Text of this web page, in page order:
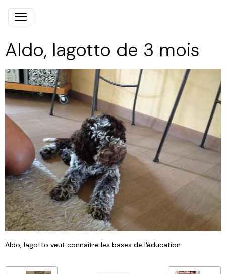
Aldo, lagotto de 3 mois
Aldo, lagotto veut connaitre les bases de l'éducation